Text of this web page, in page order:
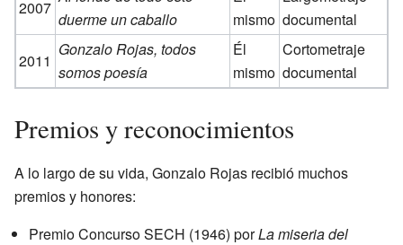
2007
duerme un caballo
mismo documental
2011
Gonzalo Rojas, todos
somos poesía
Él
mismo
Cortometraje
documental
Premios y reconocimientos
A lo largo de su vida, Gonzalo Rojas recibió muchos
premios y honores:
Premio Concurso SECH (1946) porLa miseria del